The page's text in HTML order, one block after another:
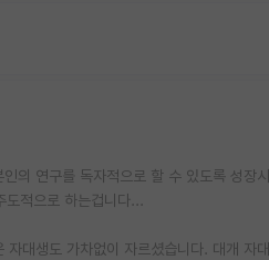
의 연구를 독자적으로 할 수 있도록 성장
적으로 하는겁니다...
대생도 가차없이 자르셨습니다. 대개 자